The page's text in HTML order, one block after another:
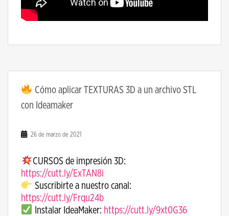
Cómo aplicar TEXTURAS 3D a un archivo STL
con Ideamaker
26 de marzo de 2021
CURSOS de impresión 3D:
https://cutt.ly/ExTAN8i​
Suscribirte a nuestro canal:
https://cutt.ly/Frqu24b
Instalar IdeaMaker: https://cutt.ly/9xt0G36